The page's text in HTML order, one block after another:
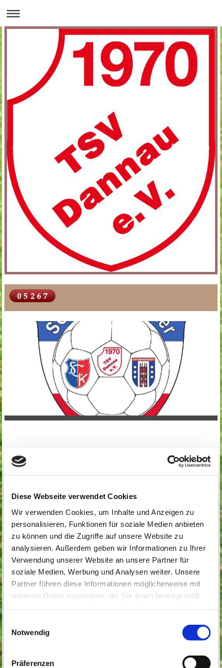
Diese Webseite verwendet Cookies
Wir verwenden Cookies, um Inhalte und Anzeigen zu
personalisieren, Funktionen für soziale Medien anbieten
zu können und die Zugriffe auf unsere Website zu
analysieren. Außerdem geben wir Informationen zu Ihrer
Verwendung unserer Website an unsere Partner für
soziale Medien, Werbung und Analysen weiter. Unsere
Partner führen diese Informationen möglicherweise mit
weiteren Daten zusammen, die Sie ihnen bereitgestellt
Notwendig
Präferenzen
Jugendfußball
Jugendfussballobmann: Ruben v.
Keitz
Handy: 0176/24136137